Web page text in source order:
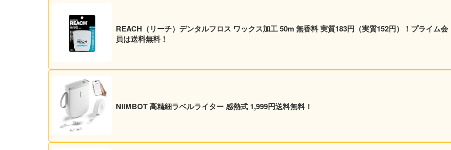
REACH（リーチ）デンタルフロス ワックス加工 50m 無香料 実質183円（実質152円）！プライム会
員は送料無料！
NIIMBOT 高精細ラベルライター 感熱式 1,999円送料無料！